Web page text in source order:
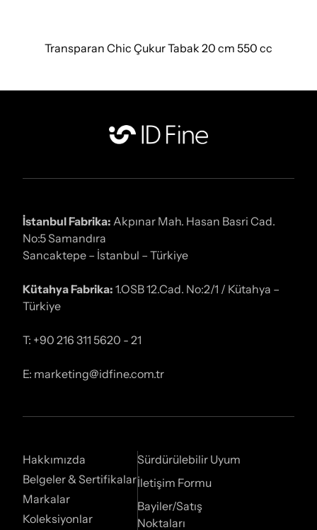
Transparan Chic Çukur Tabak 20 cm 550 cc
İstanbul Fabrika: Akpınar Mah. Hasan Basri Cad.
No:5 Samandıra
Sancaktepe – İstanbul – Türkiye
Kütahya Fabrika: 1.OSB 12.Cad. No:2/1 / Kütahya –
Türkiye
T: +90 216 311 5620 - 21
E: marketing@idfine.com.tr
Hakkımızda
Belgeler & Sertifikalar
Markalar
Koleksiyonlar
Sürdürülebilir Uyum
İletişim Formu
Bayiler/Satış
Noktaları